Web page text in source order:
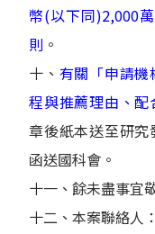
幣(以下同)2,000
則 。
十、 有關「申請
程與推薦理由、配
章後紙本送至研
函送國科會。
十一、餘未盡事宜
十二、本案聯絡人：